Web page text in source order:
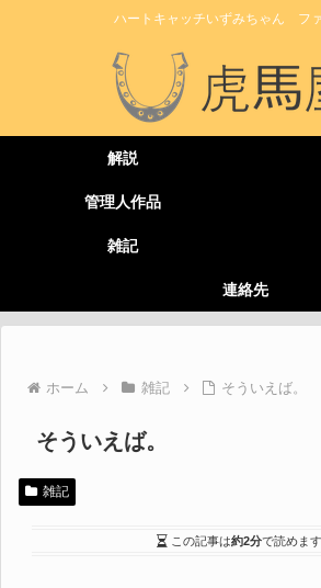
ハートキャッチいずみちゃん フ
解説
管理人作品
雑記
連絡先
ホーム 雑記 そういえば。
そういえば。
雑記
この記事は約2分で読めます